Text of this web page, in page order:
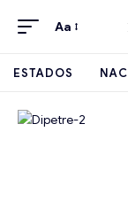
Aa
ESTADOS